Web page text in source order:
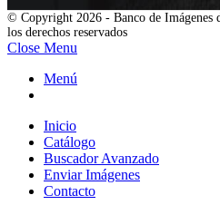
© Copyright 2026 - Banco de Imágenes
los derechos reservados
Close Menu
Menú
Inicio
Catálogo
Buscador Avanzado
Enviar Imágenes
Contacto